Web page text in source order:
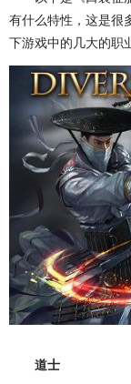
有什么特性，这是很
下游戏中的几大的职
道士